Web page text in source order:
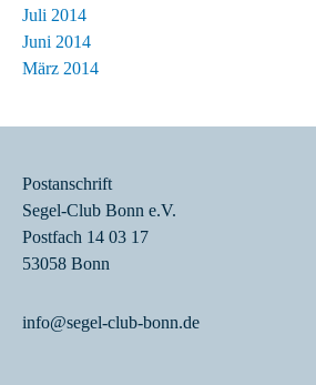
Juli 2014
Juni 2014
März 2014
Postanschrift
Segel-Club Bonn e.V.
Postfach 14 03 17
53058 Bonn
info@segel-club-bonn.de